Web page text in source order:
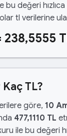
bu değeri hızlıca
tl verilerine
238,5555
TL?
göre, 10
477,1110 TL
ile bu değeri